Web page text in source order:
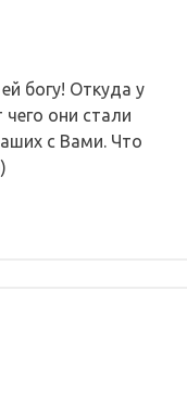
богу! Откуда у
они стали
с Вами. Что